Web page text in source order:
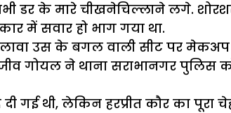
डर के मारे चीखनेचिल्लाने लगे.
में सवार हो भाग गया था.
उस के बगल वाली सीट पर मेकअप
गोयल ने थाना सराभानगर पुलिस
गई थी, लेकिन हरप्रीत कौर का